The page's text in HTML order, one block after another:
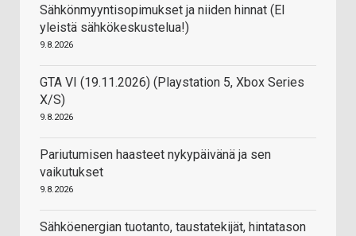
Sähkönmyyntisopimukset ja niiden hinnat (EI
yleistä sähkökeskustelua!)
9.8.2026
GTA VI (19.11.2026) (Playstation 5, Xbox Series
X/S)
9.8.2026
Pariutumisen haasteet nykypäivänä ja sen
vaikutukset
9.8.2026
Sähköenergian tuotanto, taustatekijät, hintatason